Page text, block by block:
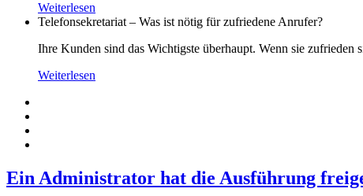
Weiterlesen
Telefonsekretariat – Was ist nötig für zufriedene Anrufer?
Ihre Kunden sind das Wichtigste überhaupt. Wenn sie
Weiterlesen
Ein Administrator hat die Ausführung